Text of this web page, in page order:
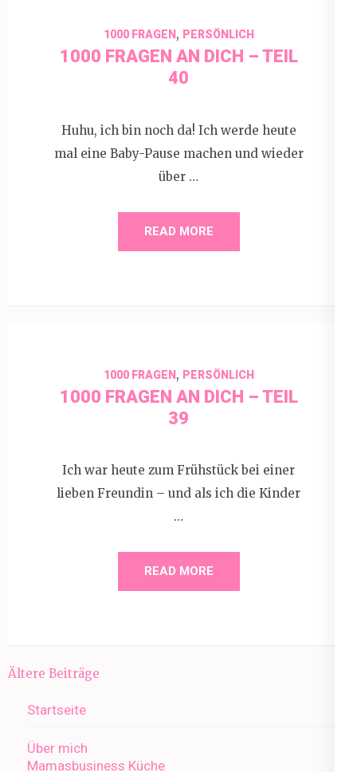
1000 FRAGEN, PERSÖNLICH
1000 FRAGEN AN DICH – TEIL
40
Huhu, ich bin noch da! Ich werde heute
mal eine Baby-Pause machen und wieder
über …
READ MORE
1000 FRAGEN, PERSÖNLICH
1000 FRAGEN AN DICH – TEIL
39
Ich war heute zum Frühstück bei einer
lieben Freundin – und als ich die Kinder
…
READ MORE
Beitragsnavigation
Ältere Beiträge
Startseite
Über mich
Mamasbusiness Küche